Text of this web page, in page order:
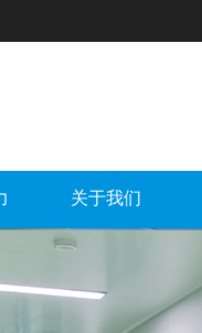
关于我们